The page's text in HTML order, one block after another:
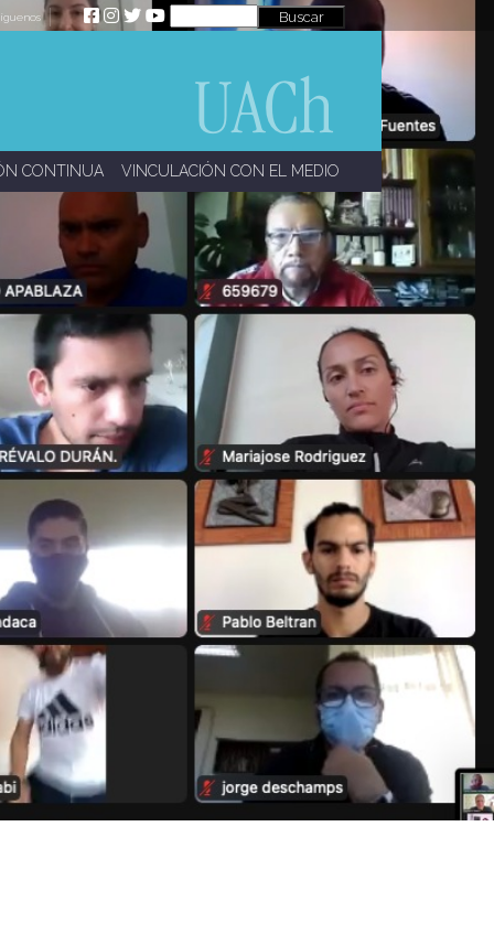
CONTINUA VINCULACIÓN CON EL MEDIO